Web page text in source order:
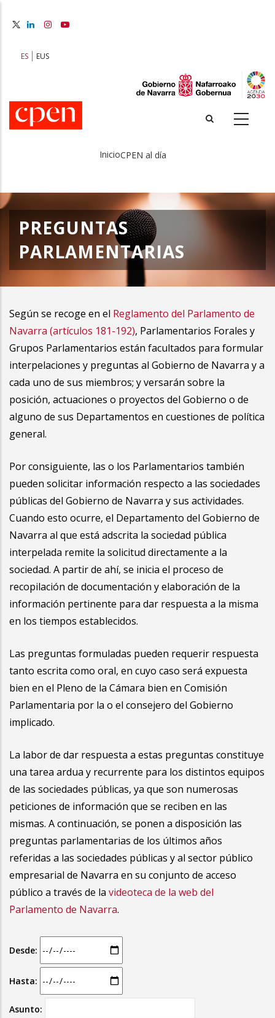
principal
ES EUS
enlaces
de
ayuda
a
la
navegación
InicioCPEN al día
PREGUNTAS
PARLAMENTARIAS
Según se recoge en el Reglamento del Parlamento de
Navarra (artículos 181-192), Parlamentarios Forales y
Grupos Parlamentarios están facultados para formular
interpelaciones y preguntas al Gobierno de Navarra y a
cada uno de sus miembros; y versarán sobre la
posición, actuaciones o proyectos del Gobierno o de
alguno de sus Departamentos en cuestiones de política
general.
Por consiguiente, las o los Parlamentarios también
pueden solicitar información respecto a las sociedades
públicas del Gobierno de Navarra y sus actividades.
Cuando esto ocurre, el Departamento del Gobierno de
Navarra al que está adscrita la sociedad pública
interpelada remite la solicitud directamente a la
sociedad. A partir de ahí, se inicia el proceso de
recopilación de documentación y elaboración de la
información pertinente para dar respuesta a la misma
en los tiempos establecidos.
Las preguntas formuladas pueden requerir respuesta
tanto escrita como oral, en cuyo caso será expuesta
bien en el Pleno de la Cámara bien en Comisión
Parlamentaria por la o el consejero del Gobierno
implicado.
La labor de dar respuesta a estas preguntas constituye
una tarea ardua y recurrente para los distintos equipos
de las sociedades públicas, ya que son numerosas
peticiones de información que se reciben en las
mismas. A continuación, se ponen a disposición las
preguntas parlamentarias de los últimos años
referidas a las sociedades públicas y al sector público
empresarial de Navarra en su conjunto de acceso
público a través de la videoteca de la web del
Parlamento de Navarra.
Desde:
Hasta:
Asunto: